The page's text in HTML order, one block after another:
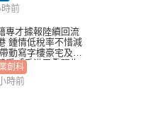
前
專才據報陸續回流
鍾情低稅率不惜減
動寫字樓豪宅及學
爭「香港已重現生
創科
時前